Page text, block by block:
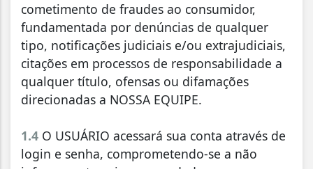
cometimento de fraudes ao consumidor,
fundamentada por denúncias de qualquer
tipo, notificações judiciais e/ou extrajudiciais,
citações em processos de responsabilidade a
qualquer título, ofensas ou difamações
direcionadas a NOSSA EQUIPE.
1.4 O USUÁRIO acessará sua conta através de
login e senha, comprometendo-se a não